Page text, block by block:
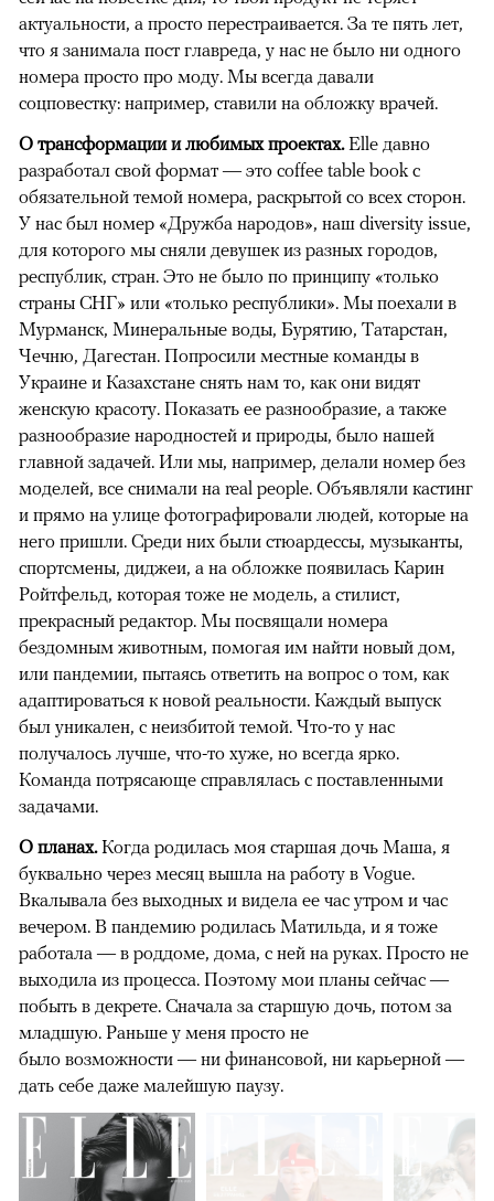
актуальности, а просто перестраивается. За те пять лет,
что я занимала пост главреда, у нас не было ни одного
номера просто про моду. Мы всегда давали
соцповестку: например, ставили на обложку врачей.
О трансформации и любимых проектах.Elle давно
разработал свой формат — это coffee table book с
обязательной темой номера, раскрытой со всех сторон.
У нас был номер «Дружба народов», наш diversity issue,
для которого мы сняли девушек из разных городов,
республик, стран. Это не было по принципу «только
страны СНГ» или «только республики». Мы поехали в
Мурманск, Минеральные воды, Бурятию, Татарстан,
Чечню, Дагестан. Попросили местные команды в
Украине и Казахстане снять нам то, как они видят
женскую красоту. Показать ее разнообразие, а также
разнообразие народностей и природы, было нашей
главной задачей. Или мы, например, делали номер без
моделей, все снимали на real people. Объявляли кастинг
и прямо на улице фотографировали людей, которые на
него пришли. Среди них были стюардессы, музыканты,
спортсмены, диджеи, а на обложке появилась Карин
Ройтфельд, которая тоже не модель, а стилист,
прекрасный редактор. Мы посвящали номера
бездомным животным, помогая им найти новый дом,
или пандемии, пытаясь ответить на вопрос о том, как
адаптироваться к новой реальности. Каждый выпуск
был уникален, с неизбитой темой. Что-то у нас
получалось лучше, что-то хуже, но всегда ярко.
Команда потрясающе справлялась с поставленными
задачами.
О планах.Когда родилась моя старшая дочь Маша, я
буквально через месяц вышла на работу в Vogue.
Вкалывала без выходных и видела ее час утром и час
вечером. В пандемию родилась Матильда, и я тоже
работала — в роддоме, дома, с ней на руках. Просто не
выходила из процесса. Поэтому мои планы сейчас —
побыть в декрете. Сначала за старшую дочь, потом за
младшую. Раньше у меня просто не
было возможности — ни финансовой, ни карьерной —
дать себе даже малейшую паузу.